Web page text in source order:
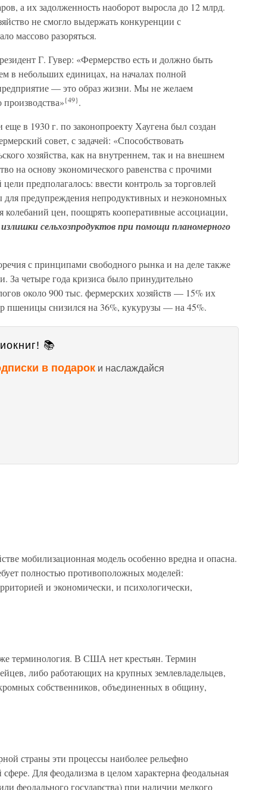
а их задолженность наоборот выросла до 12 млрд.
не смогло выдержать конкуренции с
массово разоряться.
Г. Гувер: «Фермерство есть и должно быть
в небольших единицах, на началах полной
— это образ жизни. Мы не желаем
{49}.
в 1930 г. по законопроекту Хаугена был создан
совет, с задачей: «Способствовать
хозяйства, как на внутреннем, так и на внешнем
на основу экономического равенства с прочими
предполагалось: ввести контроль за торговлей
для предупреждения непродуктивных и неэкономных
колебаний цен, поощрять кооперативные ассоциации,
сельхозпродуктов при помощи планомерного
с принципами свободного рынка и на деле также
За четыре года кризиса было принудительно
около 900 тыс. фермерских хозяйств — 15% их
пшеницы снизился на 36%, кукурузы — на 45%.
📚
в подарок и наслаждайся
мобилизационная модель особенно вредна и опасна.
полностью противоположных моделей:
и экономически, и психологически,
терминология. В США нет крестьян. Термин
либо работающих на крупных землевладельцев,
собственников, объединенных в общину,
страны эти процессы наиболее рельефно
сфере. Для феодализма в целом характерна феодальная
феодального государства) при наличии мелкого